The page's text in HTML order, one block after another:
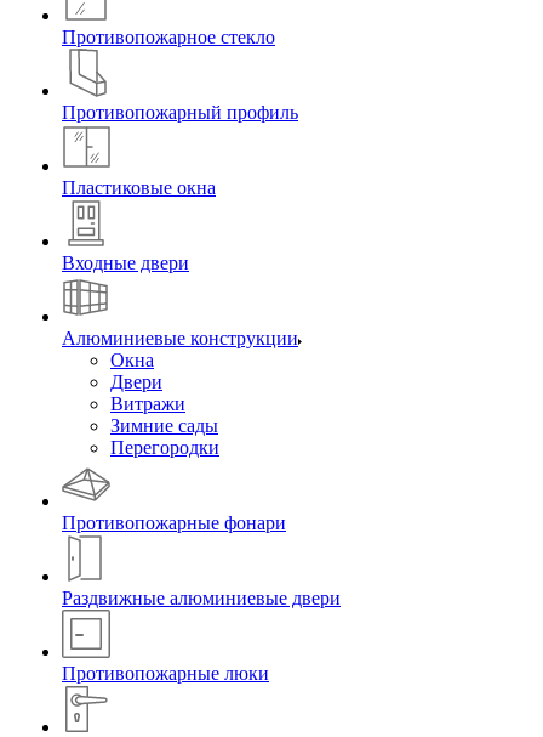
Противопожарное стекло
Противопожарный профиль
Пластиковые окна
Входные двери
Алюминиевые конструкции
Окна
Двери
Витражи
Зимние сады
Перегородки
Противопожарные фонари
Раздвижные алюминиевые двери
Противопожарные люки